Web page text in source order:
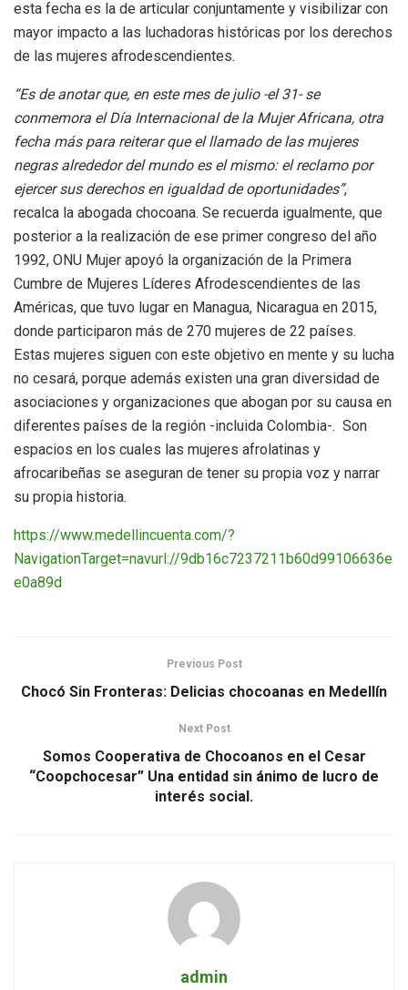
esta fecha es la de articular conjuntamente y visibilizar con
mayor impacto a las luchadoras históricas por los derechos
de las mujeres afrodescendientes.
“Es de anotar que, en este mes de julio -el 31- se
conmemora el Día Internacional de la Mujer Africana, otra
fecha más para reiterar que el llamado de las mujeres
negras alrededor del mundo es el mismo: el reclamo por
ejercer sus derechos en igualdad de oportunidades”,
recalca la abogada chocoana. Se recuerda igualmente, que
posterior a la realización de ese primer congreso del año
1992, ONU Mujer apoyó la organización de la Primera
Cumbre de Mujeres Líderes Afrodescendientes de las
Américas, que tuvo lugar en Managua, Nicaragua en 2015,
donde participaron más de 270 mujeres de 22 países.
Estas mujeres siguen con este objetivo en mente y su lucha
no cesará, porque además existen una gran diversidad de
asociaciones y organizaciones que abogan por su causa en
diferentes países de la región -incluida Colombia-. Son
espacios en los cuales las mujeres afrolatinas y
afrocaribeñas se aseguran de tener su propia voz y narrar
su propia historia.
https://www.medellincuenta.com/?
NavigationTarget=navurl://9db16c7237211b60d99106636e
e0a89d
Previous Post
Chocó Sin Fronteras: Delicias chocoanas en Medellín
Next Post
Somos Cooperativa de Chocoanos en el Cesar
“Coopchocesar” Una entidad sin ánimo de lucro de
interés social.
admin